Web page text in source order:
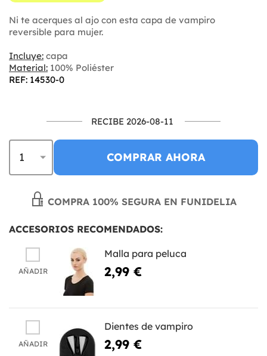
Ni te acerques al ajo con esta capa de vampiro
reversible para mujer.
Incluye: capa
Material: 100% Poliéster
REF: 14530-0
RECIBE 2026-08-11
COMPRAR AHORA
COMPRA 100% SEGURA EN FUNIDELIA
ACCESORIOS RECOMENDADOS:
AÑADIR
Malla para peluca
2,99 €
AÑADIR
Dientes de vampiro
2,99 €